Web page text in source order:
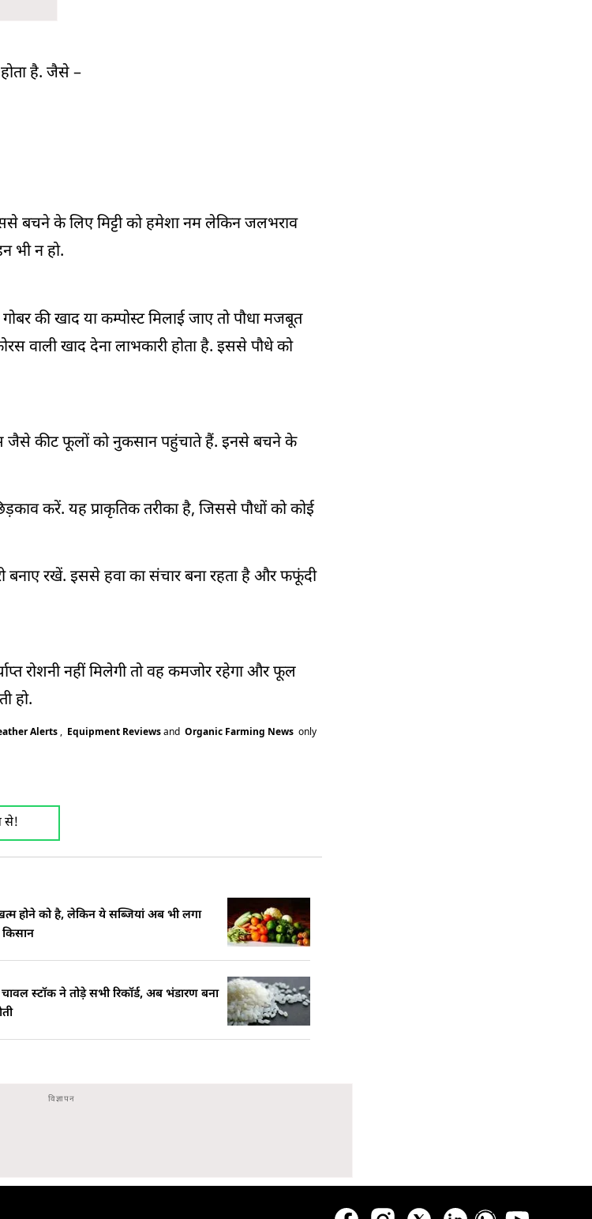
है. जैसे –
बचने के लिए मिट्टी को हमेशा नम लेकिन जलभराव
भी न हो.
की खाद या कम्पोस्ट मिलाई जाए तो पौधा मजबूत
खाद देना लाभकारी होता है. इससे पौधे को
जैसे कीट फूलों को नुकसान पहुंचाते हैं. इनसे बचने के
करें. यह प्राकृतिक तरीका है, जिससे पौधों को कोई
बनाए रखें. इससे हवा का संचार बना रहता है और फफूंदी
रोशनी नहीं मिलेगी तो वह कमजोर रहेगा और फूल
हो.
Alerts , Equipment Reviewsand Organic Farming News only
से!
होने को है, लेकिन ये सब्जियां अब भी लगा
चावल स्टॉक ने तोड़े सभी रिकॉर्ड, अब भंडारण बना